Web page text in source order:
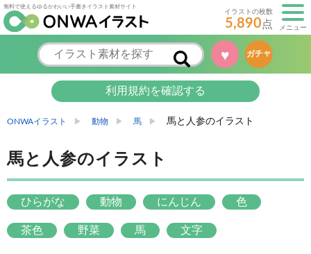
無料で使えるゆるかわいい手書きイラスト素材サイト
イラストの枚数
5,890点 メニュー
♥ ガチャ
利用規約を確認する
ONWAイラスト 動物 馬 馬と人参のイラスト
馬と人参のイラスト
ひらがな 動物 にんじん 色
茶色 野菜 馬 文字